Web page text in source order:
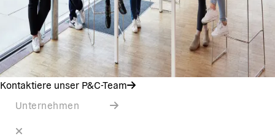
Kontaktiere unser P&C-Team
Unternehmen